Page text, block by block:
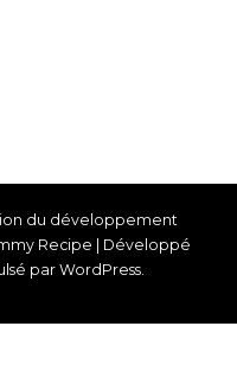
du développement
Recipe | Développé
parWordPress